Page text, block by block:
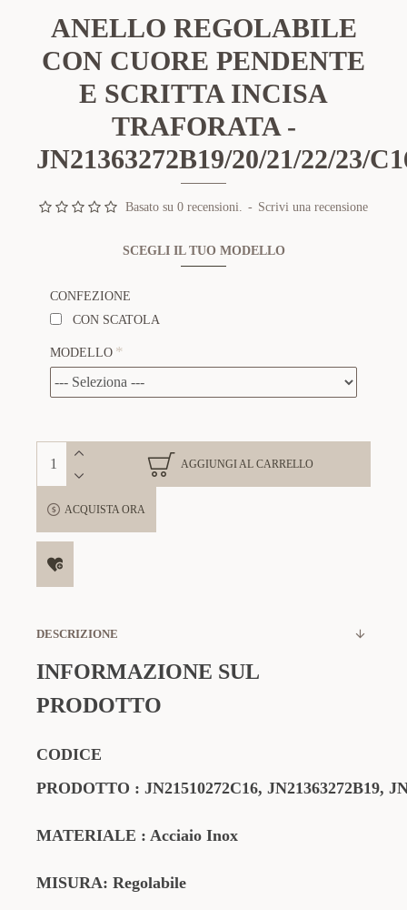
ANELLO REGOLABILE
CON CUORE PENDENTE
E SCRITTA INCISA
TRAFORATA -
JN21363272B19/20/21/22/23/
Basato su 0 recensioni. - Scrivi una recensione
SCEGLI IL TUO MODELLO
CONFEZIONE
CON SCATOLA
MODELLO
AGGIUNGI AL CARRELLO
ACQUISTA ORA
DESCRIZIONE
INFORMAZIONE SUL
PRODOTTO
CODICE
PRODOTTO : JN21510272C16, JN21363272B19,
MATERIALE : Acciaio Inox
MISURA: Regolabile